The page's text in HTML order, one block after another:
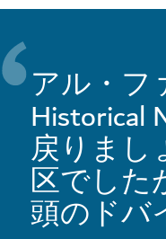
アル・フ
Historical
戻りまし
区でした
頭のドバ